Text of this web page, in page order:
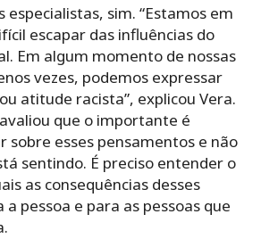
especialistas, sim. “Estamos em
escapar das influências do
Em algum momento de nossas
vezes, podemos expressar
atitude racista”, explicou Vera.
que o importante é
sobre esses pensamentos e não
sentindo. É preciso entender o
as consequências desses
pessoa e para as pessoas que